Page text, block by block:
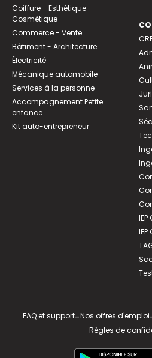
Coiffure - Esthétique -
Cosmétique
Commerce - Vente
Bâtiment - Architecture
Électricité
Mécanique automobile
Services à la personne
Accompagnement Petite
enfance
Kit auto-entrepreneur
FAQ et support-Nos offres d'emploi
Règles de